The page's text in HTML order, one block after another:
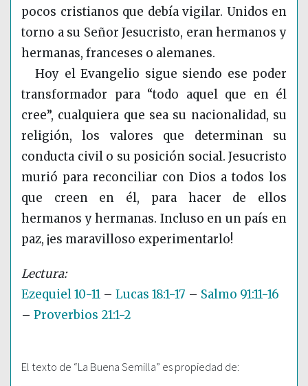
pocos cristianos que debía vigilar. Unidos en
torno a su Señor Jesucristo, eran hermanos y
hermanas, franceses o alemanes.
Hoy el Evangelio sigue siendo ese poder
transformador para “todo aquel que en él
cree”, cualquiera que sea su nacionalidad, su
religión, los valores que determinan su
conducta civil o su posición social. Jesucristo
murió para reconciliar con Dios a todos los
que creen en él, para hacer de ellos
hermanos y hermanas. Incluso en un país en
paz, ¡es maravilloso experimentarlo!
Ezequiel 10-11 – Lucas 18:1-17 – Salmo 91:11-16
– Proverbios 21:1-2
El texto de “La Buena Semilla” es propiedad de: